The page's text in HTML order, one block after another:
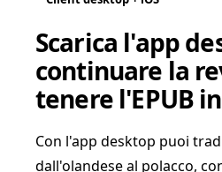
Scarica l'app
continuare la
tenere l'EPUB
Con l'app desktop puoi
dall'olandese al polacco,